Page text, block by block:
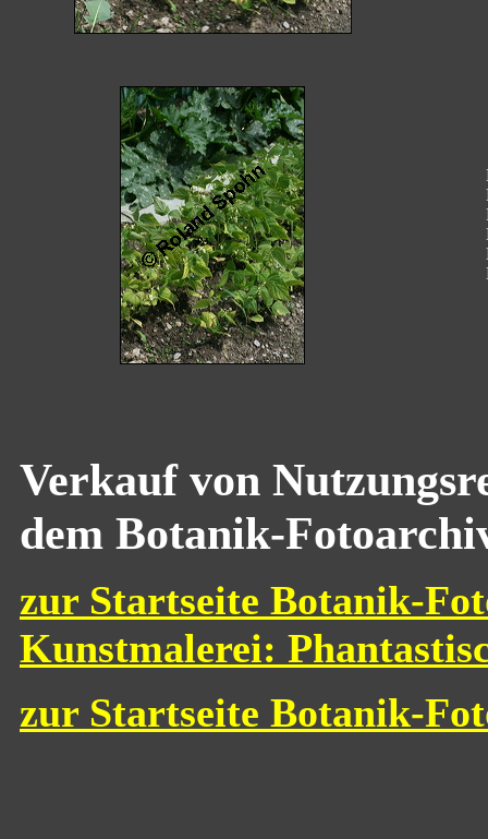
Verkauf von
dem Botanik-
zur Startseite Botanik-
Kunstmalerei:
zur Startseite Botanik-